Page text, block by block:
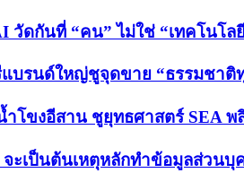
วัดกันที่ “คน” ไม่ใช่ “เทคโนโล
บรนด์ใหญ่ชูจุดขาย “ธรรมชา
ขงอีสาน ชูยุทธศาสตร์ SEA พ
จะเป็นต้นเหตุหลักทำข้อมูลส่วนบุ